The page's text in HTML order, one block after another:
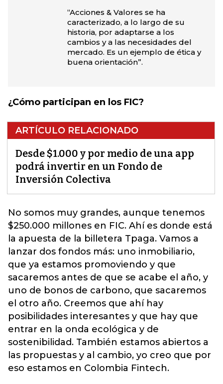
“Acciones & Valores se ha
caracterizado, a lo largo de su
historia, por adaptarse a los
cambios y a las necesidades del
mercado. Es un ejemplo de ética y
buena orientación”.
¿Cómo participan en los FIC?
ARTÍCULO RELACIONADO
Desde $1.000 y por medio de una app
podrá invertir en un Fondo de
Inversión Colectiva
No somos muy grandes, aunque tenemos
$250.000 millones en FIC. Ahí es donde está
la apuesta de la billetera Tpaga. Vamos a
lanzar dos fondos más: uno inmobiliario,
que ya estamos promoviendo y que
sacaremos antes de que se acabe el año, y
uno de bonos de carbono, que sacaremos
el otro año. Creemos que ahí hay
posibilidades interesantes y que hay que
entrar en la onda ecológica y de
sostenibilidad. También estamos abiertos a
las propuestas y al cambio, yo creo que por
eso estamos en Colombia Fintech.